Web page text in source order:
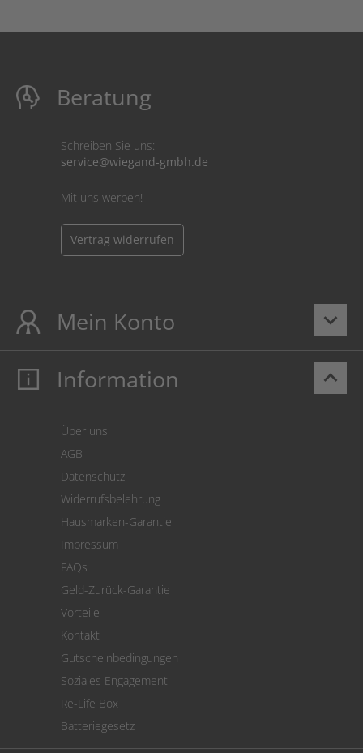
Beratung
Schreiben Sie uns:
service@wiegand-gmbh.de
Mit uns werben!
Vertrag widerrufen
keyboard_arrow_down
Mein Konto
Mein Konto
Cookie Einstellungen
keyboard_arrow_up
Information
Über uns
AGB
Datenschutz
Widerrufsbelehrung
Hausmarken-Garantie
Impressum
FAQs
Geld-Zurück-Garantie
Vorteile
Kontakt
Gutscheinbedingungen
Soziales Engagement
Re-Life Box
Batteriegesetz